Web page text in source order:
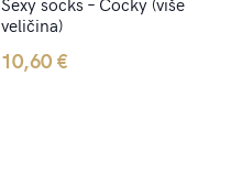
veličina)
10,60€